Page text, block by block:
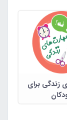
بالا
زندگی برای